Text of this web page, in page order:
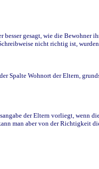
gesagt, wie die Bewohner
nicht richtig ist,
Spalte Wohnort der Eltern,
der Eltern vorliegt, wenn
man aber von der Richtigkeit